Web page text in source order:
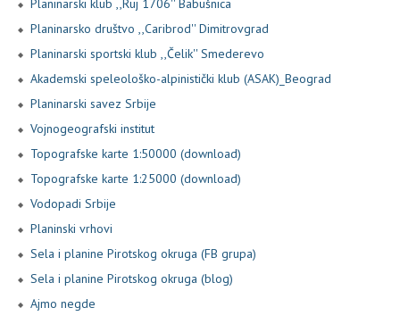
Planinarski klub ,,Ruj 1706'' Babušnica
Planinarsko društvo ,,Caribrod'' Dimitrovgrad
Planinarski sportski klub ,,Čelik'' Smederevo
Akademski speleološko-alpinistički klub (ASAK)_Beograd
Planinarski savez Srbije
Vojnogeografski institut
Topografske karte 1:50000 (download)
Topografske karte 1:25000 (download)
Vodopadi Srbije
Planinski vrhovi
Sela i planine Pirotskog okruga (FB grupa)
Sela i planine Pirotskog okruga (blog)
Ajmo negde